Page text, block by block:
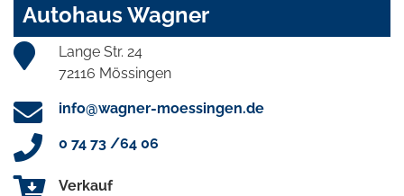
Autohaus Wagner
Lange Str. 24
72116 Mössingen
info@wagner-moessingen.de
0 74 73 /64 06
Verkauf